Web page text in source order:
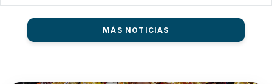
MÁS NOTICIAS